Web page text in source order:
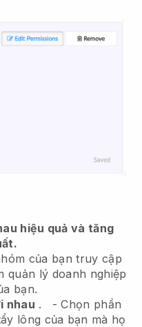
hiệu quả và tăng
của bạn truy cập
quản lý doanh nghiệp
bạn.
nhau . -Chọn phần
lông của bạn mà họ